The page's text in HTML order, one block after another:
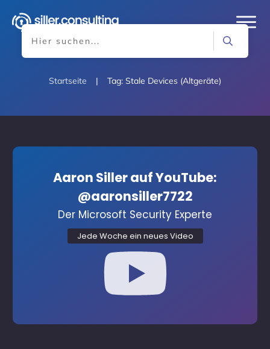
Startseite | Tag: Stale Devices (Altgeräte)
Aaron Siller auf YouTube:
@aaronsiller7722
Der Microsoft Security Experte
Jede Woche ein neues Video